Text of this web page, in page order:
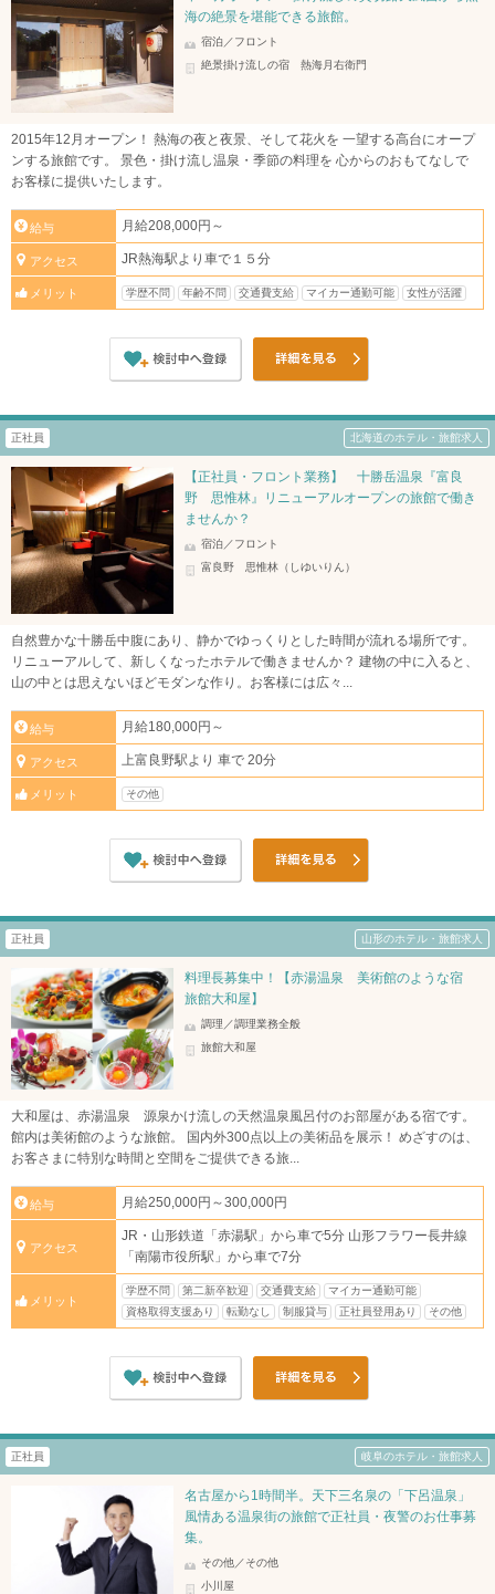
海の絶景を堪能できる旅館。
宿泊／フロント
絶景掛け流しの宿 熱海月右衛門
2015年12月オープン！ 熱海の夜と夜景、そして花火を 一望する高台にオープ
ンする旅館です。 景色・掛け流し温泉・季節の料理を 心からのおもてなしで
お客様に提供いたします。
給与 月給208,000円～
アクセス JR熱海駅より車で１５分
メリット 学歴不問 年齢不問 交通費支給 マイカー通勤可能 女性が活躍
正社員 北海道のホテル・旅館求人
【正社員・フロント業務】 十勝岳温泉『富良
野 思惟林』リニューアルオープンの旅館で働き
ませんか？
宿泊／フロント
富良野 思惟林（しゆいりん）
自然豊かな十勝岳中腹にあり、静かでゆっくりとした時間が流れる場所です。
リニューアルして、新しくなったホテルで働きませんか？ 建物の中に入ると、
山の中とは思えないほどモダンな作り。お客様には広々...
給与 月給180,000円～
アクセス 上富良野駅より 車で 20分
メリット その他
正社員 山形のホテル・旅館求人
料理長募集中！【赤湯温泉 美術館のような宿
旅館大和屋】
調理／調理業務全般
旅館大和屋
大和屋は、赤湯温泉 源泉かけ流しの天然温泉風呂付のお部屋がある宿です。
館内は美術館のような旅館。 国内外300点以上の美術品を展示！ めざすのは、
お客さまに特別な時間と空間をご提供できる旅...
給与 月給250,000円～300,000円
アクセス
JR・山形鉄道「赤湯駅」から車で5分 山形フラワー長井線
「南陽市役所駅」から車で7分
メリット
学歴不問 第二新卒歓迎 交通費支給
マイカー通勤可能
資格取得支援あり
転勤なし 制服貸与 正社員登用あり その他
正社員 岐阜のホテル・旅館求人
名古屋から1時間半。天下三名泉の「下呂温泉」
風情ある温泉街の旅館で正社員・夜警のお仕事募
集。
その他／その他
小川屋